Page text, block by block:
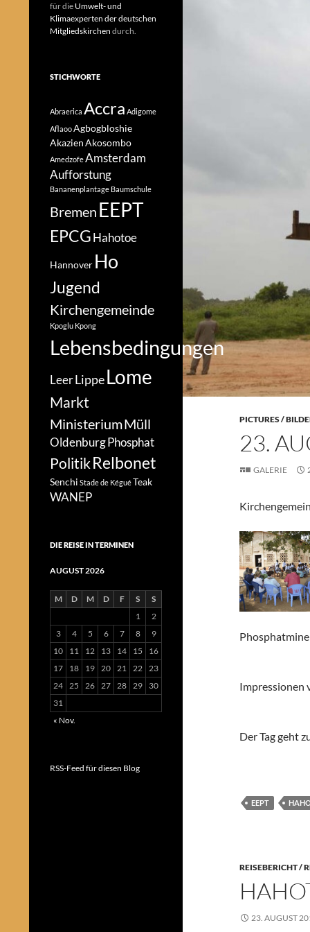
PICTURES /
23.
GALERIE
Impressionen
Der Tag geht
EEPT
REISEBERICHT /
23. AUGUST
für die Umwelt- und
Klimaexperten der deutschen
Mitgliedskirchen durch.
STICHWORTE
Abraerica Accra Adigome
AflaooAgbogbloshie
AkazienAkosombo
AmedzofeAmsterdam
Aufforstung
Bananenplantage Baumschule
Bremen EEPT
EPCG Hahotoe
Hannover Ho
Jugend
Kirchengemeinde
Kpoglu Kpong
Lebensbedingungen
LeerLippeLome
Markt
MinisteriumMüll
OldenburgPhosphat
PolitikRelbonet
Senchi Stade de KéguéTeak
WANEP
DIE REISE IN TERMINEN
AUGUST 2026
M D M D F S
S
1
2
3
4 5 6 7 8
9
10
11 12 13 14 15
16
17
18 19 20 21 22
23
24
25 26 27 28 29
30
31
« Nov.
RSS-Feed für diesen Blog